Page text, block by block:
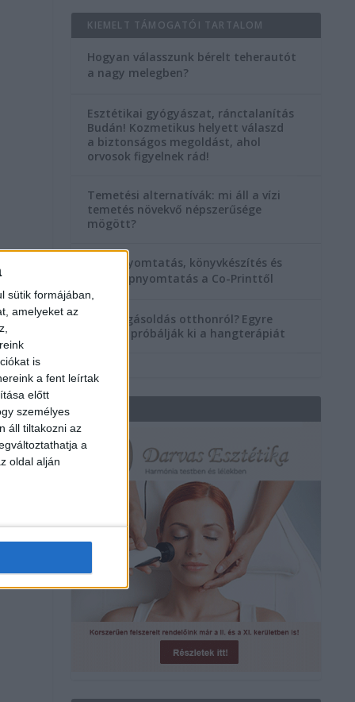
sütik formájában,
amelyeket az
is
a fent leírtak
előtt
személyes
áll tiltakozni az
a
oldal alján
KIEMELT TÁMOGATÓI TARTALOM
Hogyan válasszunk bérelt teherautót
a nagy melegben?
Esztétikai gyógyászat, ránctalanítás
Budán! Kozmetikus helyett válaszd
a biztonságos megoldást, ahol
orvosok figyelnek rád!
Temetési alternatívák: mi áll a vízi
temetés növekvő népszerűsége
mögött?
Könyvnyomtatás, könyvkészítés és
szórólapnyomtatás a Co-Printtől
Szorongásoldás otthonról? Egyre
többen próbálják ki a hangterápiát